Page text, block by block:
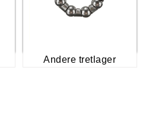
Andere tretlager